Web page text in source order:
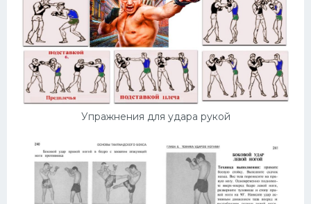
Упражнения для удара рукой